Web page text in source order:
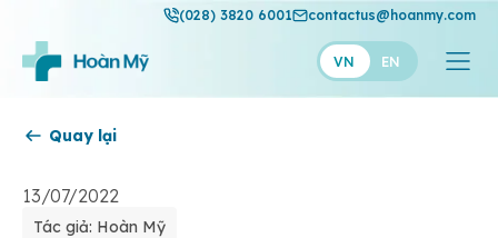
(028) 3820 6001 contactus@hoanmy.com
VN EN
Quay lại
13/07/2022
Tác giả: Hoàn Mỹ